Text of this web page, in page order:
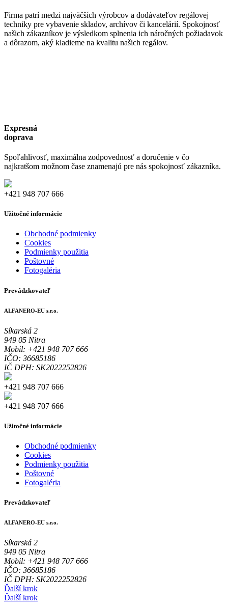
Firma patrí medzi najväčších výrobcov a dodávateľov regálovej
techniky pre vybavenie skladov, archívov či kancelárií. Spokojnosť
našich zákazníkov je výsledkom splnenia ich náročných požiadavok
a dôrazom, aký kladieme na kvalitu našich regálov.
Expresná
doprava
Spoľahlivosť, maximálna zodpovednosť a doručenie v čo
najkratšom možnom čase znamenajú pre nás spokojnosť zákazníka.
+421 948 707 666
Užitočné informácie
Obchodné podmienky
Cookies
Podmienky použitia
Poštovné
Fotogaléria
Prevádzkovateľ
ALFANERO-EU s.r.o.
Síkarská 2
949 05 Nitra
Mobil: +421 948 707 666
IČO: 36685186
IČ DPH: SK2022252826
+421 948 707 666
+421 948 707 666
Užitočné informácie
Obchodné podmienky
Cookies
Podmienky použitia
Poštovné
Fotogaléria
Prevádzkovateľ
ALFANERO-EU s.r.o.
Síkarská 2
949 05 Nitra
Mobil: +421 948 707 666
IČO: 36685186
IČ DPH: SK2022252826
Ďalší krok
Ďalší krok